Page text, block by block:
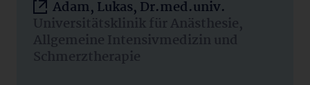
Adam, Lukas, Dr.med.univ.
Universitätsklinik für Anästhesie,
Allgemeine Intensivmedizin und
Schmerztherapie